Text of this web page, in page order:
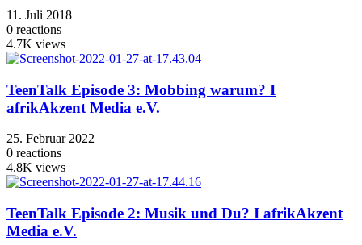
11. Juli 2018
0 reactions
4.7K views
TeenTalk Episode 3: Mobbing warum? I
afrikAkzent Media e.V.
25. Februar 2022
0 reactions
4.8K views
TeenTalk Episode 2: Musik und Du? I afrikAkzent
Media e.V.